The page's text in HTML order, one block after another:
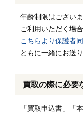
年齢制限はござい
ご利用いただく場
こちらより保護者
ともに一緒にお送り
買取の際に必要
「買取申込書」「